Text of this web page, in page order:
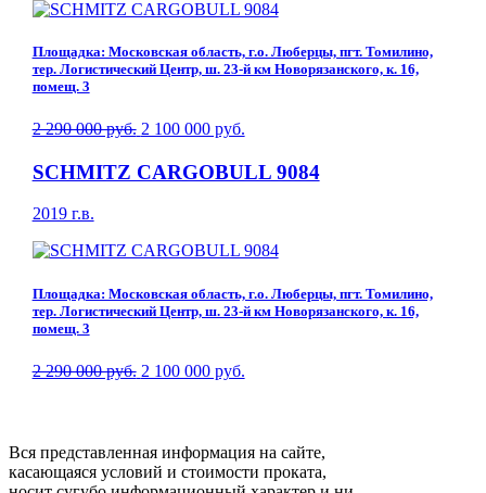
Площадка: Московская область, г.о. Люберцы, пгт. Томилино,
тер. Логистический Центр, ш. 23-й км Новорязанского, к. 16,
помещ. 3
2 290 000 руб. 2 100 000 руб.
SCHMITZ CARGOBULL 9084
2019 г.в.
Площадка: Московская область, г.о. Люберцы, пгт. Томилино,
тер. Логистический Центр, ш. 23-й км Новорязанского, к. 16,
помещ. 3
2 290 000 руб. 2 100 000 руб.
Вся представленная информация на сайте,
касающаяся условий и стоимости проката,